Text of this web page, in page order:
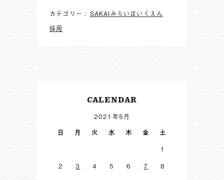
カテゴリー : SAKAIみらいほいくえん
採用
CALENDAR
2021年5月
日
月 火 水 木 金
土
1
2
3 4 5 6 7
8